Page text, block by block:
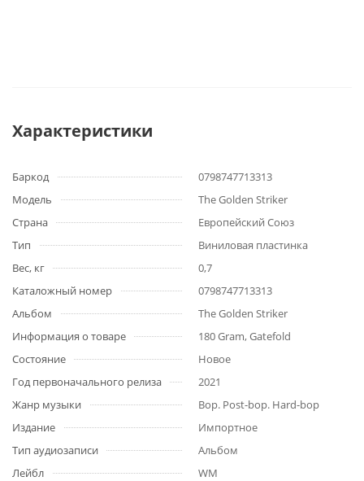
Характеристики
Баркод
0798747713313
Модель
The Golden Striker
Страна
Европейский Союз
Тип
Виниловая пластинка
Вес, кг
0,7
Каталожный номер
0798747713313
Альбом
The Golden Striker
Информация о товаре
180 Gram, Gatefold
Состояние
Новое
Год первоначального релиза
2021
Жанр музыки
Bop. Post-bop. Hard-bop
Издание
Импортное
Тип аудиозаписи
Альбом
Лейбл
WM